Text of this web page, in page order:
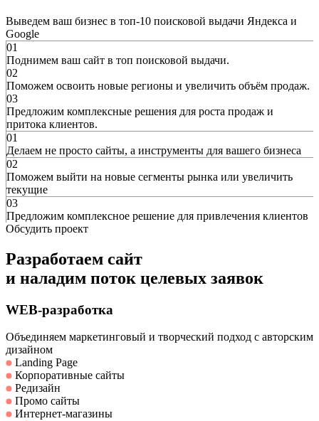
Выведем ваш бизнес в топ-10 поисковой выдачи Яндекса и
Google
01
Поднимем ваш сайт в топ поисковой выдачи.
02
Поможем освоить новые регионы и увеличить объём продаж.
03
Предложим комплексные решения для роста продаж и
притока клиентов.
01
Делаем не просто сайты, а инструменты для вашего бизнеса
02
Поможем выйти на новые сегменты рынка или увеличить
текущие
03
Предложим комплексное решение для привлечения клиентов
Обсудить проект
Разработаем сайт
и наладим поток целевых заявок
WEB-разработка
Объединяем маркетинговый и творческий подход с авторским
дизайном
Landing Page
Корпоративные сайты
Редизайн
Промо сайты
Интернет-магазины